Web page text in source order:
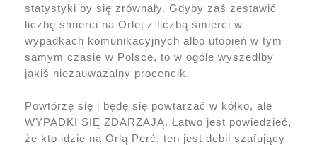
statystyki by się zrównały. Gdyby zaś zestawić
liczbę śmierci na Orlej z liczbą śmierci w
wypadkach komunikacyjnych albo utopień w tym
samym czasie w Polsce, to w ogóle wyszedłby
jakiś niezauważalny procencik.
Powtórzę się i będę się powtarzać w kółko, ale
WYPADKI SIĘ ZDARZAJĄ. Łatwo jest powiedzieć,
że kto idzie na Orlą Perć, ten jest debil szafujący